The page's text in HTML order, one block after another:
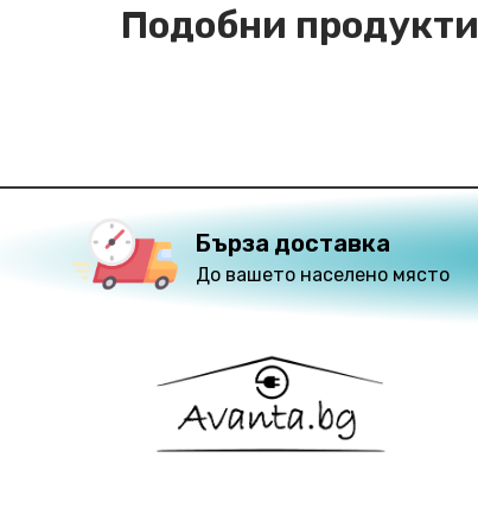
Подобни продукти
Бърза доставка
До вашето населено място